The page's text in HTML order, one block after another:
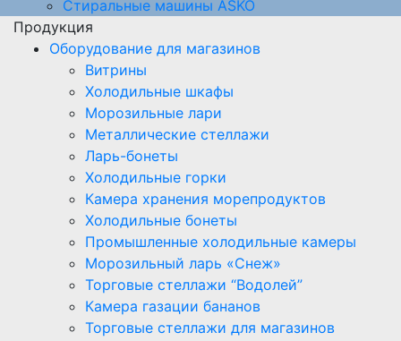
Стиральные машины ASKO
Продукция
Оборудование для магазинов
Витрины
Холодильные шкафы
Морозильные лари
Металлические стеллажи
Ларь-бонеты
Холодильные горки
Камера хранения морепродуктов
Холодильные бонеты
Промышленные холодильные камеры
Морозильный ларь «Снеж»
Торговые стеллажи “Водолей”
Камера газации бананов
Торговые стеллажи для магазинов